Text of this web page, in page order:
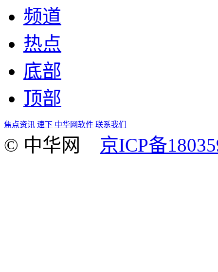
频道
热点
底部
顶部
焦点资讯 速下 中华网软件 联系我们
© 中华网 京ICP备